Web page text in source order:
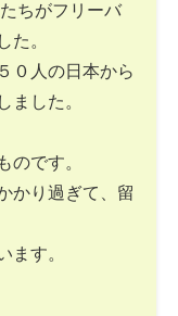
ちがフリーバ
た。
０人の日本から
ました。
のです。
かり過ぎて、留
ます。